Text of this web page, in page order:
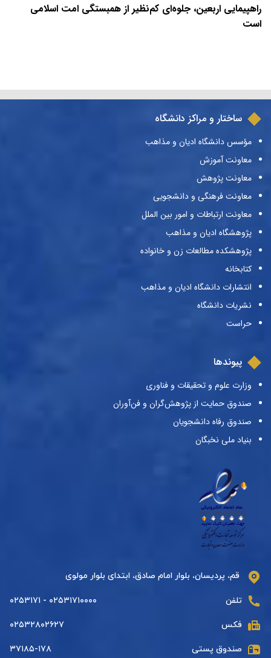
راهپیمایی اربعین، جلوه‌ای کم‌نظیر از همبستگی امت اسلامی
است
ساختار و مراکز دانشگاه
مؤسس دانشگاه ادیان و مذاهب
معاونت آموزش
معاونت پژوهش
معاونت فرهنگی و دانشجویی
معاونت ارتباطات و امور بین الملل
پژوهشگاه ادیان و مذاهب
پژوهشکده مطالعات زن و خانواده
کتابخانه
انتشارات دانشگاه ادیان و مذاهب
نشریات دانشگاه
حراست
پیوندها
وزارت علوم و تحقیقات و فناوری
صندوق حمایت از پژوهش‌گران و فن‌آوران
صندوق رفاه دانشجویان
بنیاد ملی نخبگان
قم، پردیسان، بلوار امام صادق، ابتدای بلوار مولوی
تلفن ۰۲۵۳۱۷۱۰۰۰۰ - ۰۲۵۳۱۷۱
فکس ۰۲۵۳۲۸۰۲۶۲۷
صندوق پستی ۳۷۱۸۵-۱۷۸